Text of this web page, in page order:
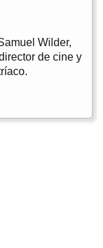
Wilder,
de cine y